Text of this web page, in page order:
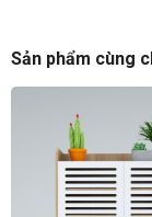
Sản phẩm thiết
giày dép.
Sản phẩm cùng